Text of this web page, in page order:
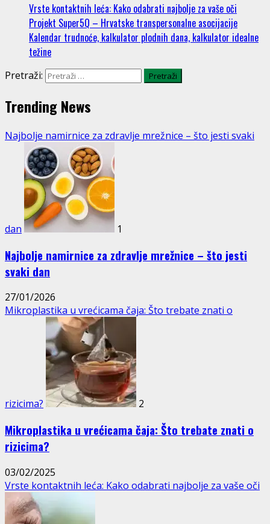
Vrste kontaktnih leća: Kako odabrati najbolje za vaše oči
Projekt Super5Q – Hrvatske transpersonalne asocijacije
Kalendar trudnoće, kalkulator plodnih dana, kalkulator idealne
težine
Pretraži:
Trending News
Najbolje namirnice za zdravlje mrežnice – što jesti svaki
dan 1
Najbolje namirnice za zdravlje mrežnice – što jesti
svaki dan
27/01/2026
Mikroplastika u vrećicama čaja: Što trebate znati o
rizicima? 2
Mikroplastika u vrećicama čaja: Što trebate znati o
rizicima?
03/02/2025
Vrste kontaktnih leća: Kako odabrati najbolje za vaše oči